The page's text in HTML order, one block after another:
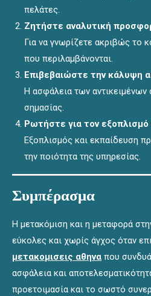
πελάτες.
Ζητήστε αναλυτική
Για να γνωρίζετε ακριβώς το
που περιλαμβάνονται.
Επιβεβαιώστε την κάλυψη
Η ασφάλεια των αντικειμένων
σημασίας.
Ρωτήστε για τον
Εξοπλισμός και εκπαίδευση
την ποιότητα της υπηρεσίας.
Συμπέρασμα
Η μετακόμιση και η μεταφορά
εύκολες και χωρίς άγχος όταν
μετακομισεις αθηνα που
ασφάλεια και
προετοιμασία και το σωστό